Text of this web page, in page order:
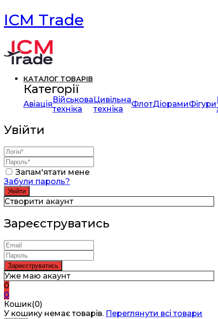
ICM Trade
КАТАЛОГ ТОВАРІВ
Категорії
АвіаціяВійськова
техніка
Цивільна
техніка
ФлотДіорамиФігури
Увійти
Запам'ятати мене
Забули пароль?
Створити акаунт
Зареєструватись
Уже маю акаунт
0
0
Кошик(0)
У кошику немає товарів. Переглянути всі товари